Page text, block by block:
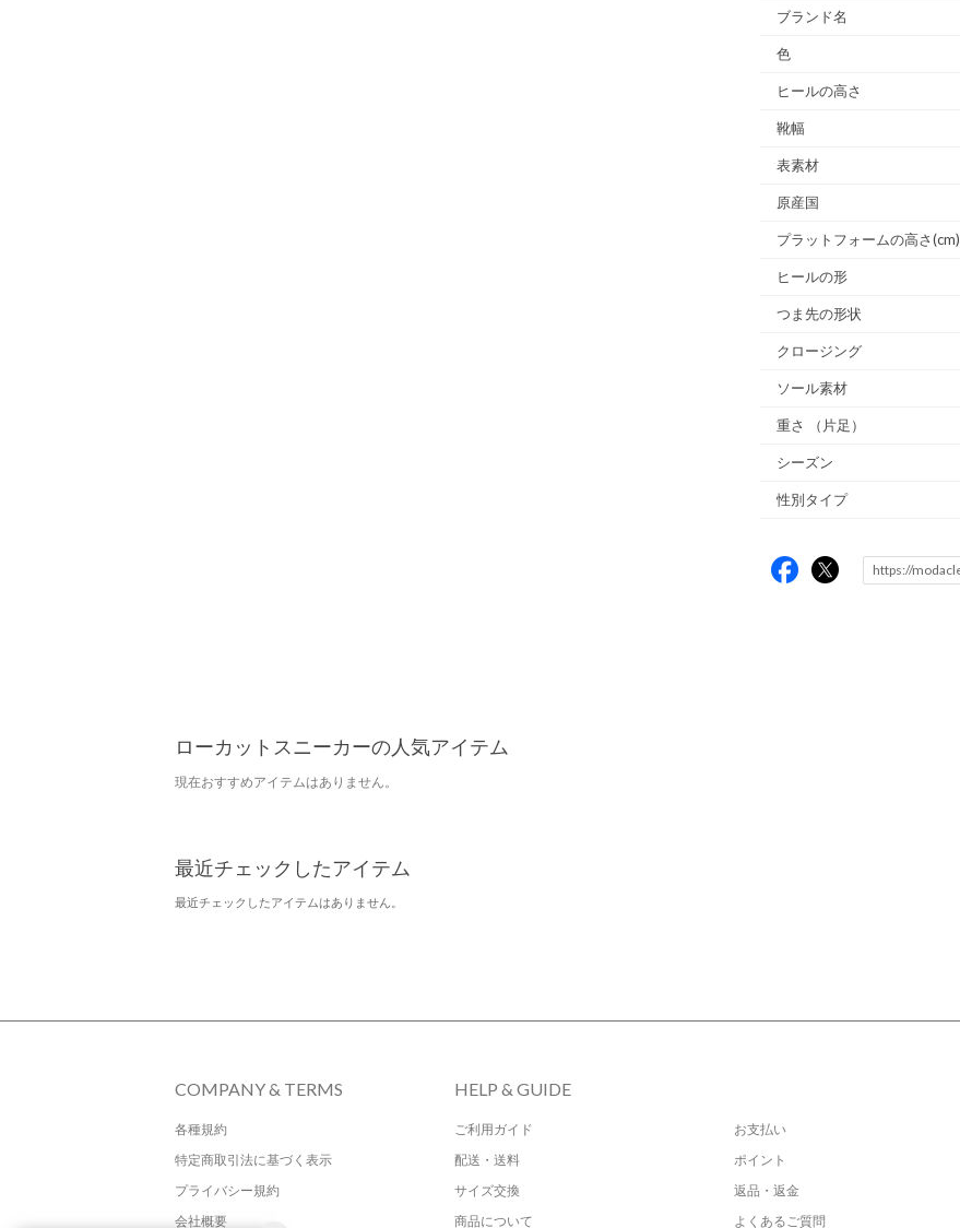
ブランド名
色
ヒールの高さ
靴幅
表素材
原産国
プラットフォームの高さ(cm)
ヒールの形
つま先の形状
クロージング
ソール素材
重さ （片足）
シーズン
性別タイプ
ローカットスニーカーの人気アイテム
現在おすすめアイテムはありません。
最近チェックしたアイテム
最近チェックしたアイテムはありません。
COMPANY & TERMS
各種規約
特定商取引法に基づく表示
プライバシー規約
会社概要
HELP & GUIDE
ご利用ガイド
配送・送料
サイズ交換
商品について
お支払い
ポイント
返品・返金
よくあるご質問